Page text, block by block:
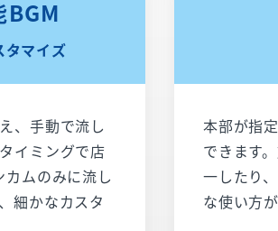
BGM
タマイズ
、手動で流し
イミングで店
ムのみに流し
細かなカスタ
本部が指
できます
一したり
な使い方